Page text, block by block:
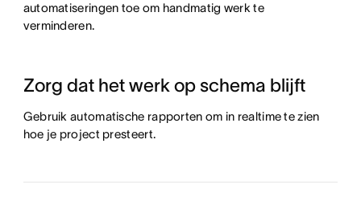
automatiseringen toe om handmatig werk te
verminderen.
Zorg dat het werk op schema blijft
Gebruik automatische rapporten om in realtime te zien
hoe je project presteert.